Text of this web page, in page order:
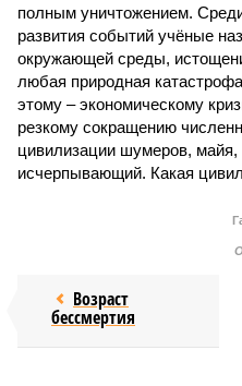
полным уничтожением. Среди
развития событий учёные
окружающей среды,
любая природная
этому – экономическому
резкому сокращению
цивилизации шумеров, майя,
исчерпывающий. Какая
Возраст
бессмертия